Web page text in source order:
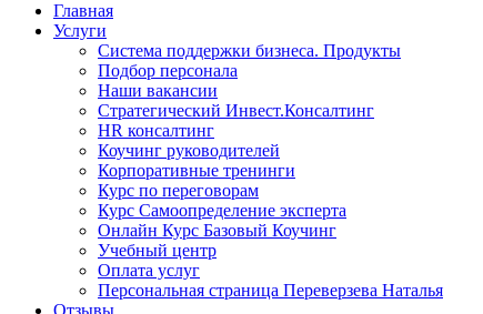
Главная
Услуги
Система поддержки бизнеса. Продукты
Подбор персонала
Наши вакансии
Стратегический Инвест.Консалтинг
HR консалтинг
Коучинг руководителей
Корпоративные тренинги
Курс по переговорам
Курс Самоопределение эксперта
Онлайн Курс Базовый Коучинг
Учебный центр
Оплата услуг
Персональная страница Переверзева Наталья
Отзывы